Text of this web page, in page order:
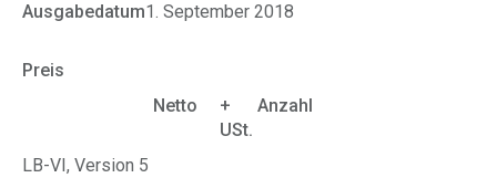
Ausgabedatum1. September 2018
Preis
Netto
+
USt.
Anzahl
LB-VI, Version 5